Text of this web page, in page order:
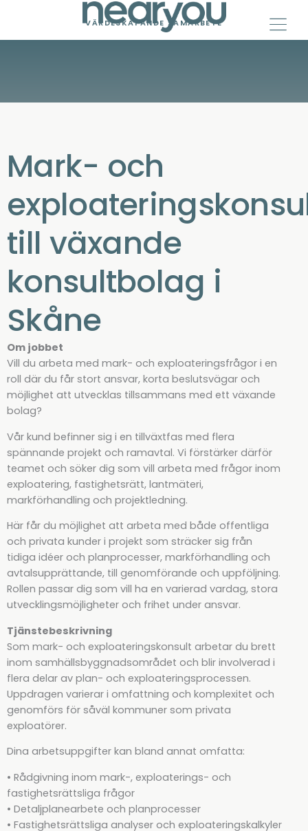
content
VÄRDESKAPANDE SAMARBETE
Mark- och
till växande
konsultbolag i
Skåne
Om jobbet
Vill du arbeta med mark- och exploateringsfrågor i en
roll där du får stort ansvar, korta beslutsvägar och
möjlighet att utvecklas tillsammans med ett växande
bolag?
Vår kund befinner sig i en tillväxtfas med flera
spännande projekt och ramavtal. Vi förstärker därför
teamet och söker dig som vill arbeta med frågor inom
exploatering, fastighetsrätt, lantmäteri,
markförhandling och projektledning.
Här får du möjlighet att arbeta med både offentliga
och privata kunder i projekt som sträcker sig från
tidiga idéer och planprocesser, markförhandling och
avtalsupprättande, till genomförande och uppföljning.
Rollen passar dig som vill ha en varierad vardag, stora
utvecklingsmöjligheter och frihet under ansvar.
Tjänstebeskrivning
Som mark- och exploateringskonsult arbetar du brett
inom samhällsbyggnadsområdet och blir involverad i
flera delar av plan- och exploateringsprocessen.
Uppdragen varierar i omfattning och komplexitet och
genomförs för såväl kommuner som privata
exploatörer.
Dina arbetsuppgifter kan bland annat omfatta:
• Rådgivning inom mark-, exploaterings- och
fastighetsrättsliga frågor
• Detaljplanearbete och planprocesser
• Fastighetsrättsliga analyser och exploateringskalkyler